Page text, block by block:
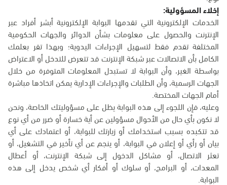
إخلاء المسؤولية:
الخدمات الإلكترونية التي تقدمها البوابة الإلكترونية أبشر أفراد عبر
الإنترنت والحصول على معلومات بشأن الدوائر والجهات الحكومية
المختلفة تقدم فقط لتسهيل الإجراءات اليدوية؛ وبهذا تقر بعلمك
الكامل بأن الاتصالات عبر شبكة الإنترنت قد تتعرض للتدخل أو الاعتراض
بواسطة الغير، وأن البوابة لا تستبدل المعلومات المتوفرة من خلال
الجهات الرسمية، وأن الطلبات والإجراءات الإدارية يمكن اتخاذها مباشرة
أمام الجهات المختصة.
وعليه، فإن اللجوء إلى هذه البوابة يظل على مسؤوليتك الخاصة، ونحن
لا نكون بأي حال من الأحوال مسؤولين عن أية خسارة أو ضرر من أي نوع
قد تتكبده بسبب استخدامك أو زيارتك للبوابة، أو اعتمادك على أي
بيان أو رأي أو إعلان في البوابة، أو ينجم عن أي تأخير في التشغيل، أو
تعثر الاتصال، أو مشاكل الدخول إلى شبكة الإنترنت، أو أعطال
المعدات، أو البرامج، أو سلوك أو أفكار أي شخص يدخل إلى هذه
البوابة.